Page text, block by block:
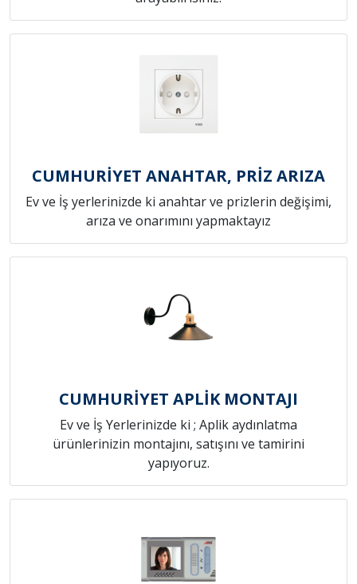
CUMHURİYET ANAHTAR, PRİZ ARIZA
Ev ve İş yerlerinizde ki anahtar ve prizlerin değişimi,
arıza ve onarımını yapmaktayız
CUMHURİYET APLİK MONTAJI
Ev ve İş Yerlerinizde ki ; Aplik aydınlatma
ürünlerinizin montajını, satışını ve tamirini
yapıyoruz.